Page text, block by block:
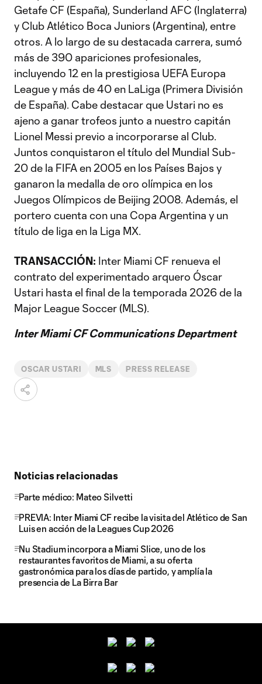
Getafe CF (España), Sunderland AFC (Inglaterra)
y Club Atlético Boca Juniors (Argentina), entre
otros. A lo largo de su destacada carrera, sumó
más de 390 apariciones profesionales,
incluyendo 12 en la prestigiosa UEFA Europa
League y más de 40 en LaLiga (Primera División
de España). Cabe destacar que Ustari no es
ajeno a ganar trofeos junto a nuestro capitán
Lionel Messi previo a incorporarse al Club.
Juntos conquistaron el título del Mundial Sub-
20 de la FIFA en 2005 en los Países Bajos y
ganaron la medalla de oro olímpica en los
Juegos Olímpicos de Beijing 2008. Además, el
portero cuenta con una Copa Argentina y un
título de liga en la Liga MX.
TRANSACCIÓN: Inter Miami CF renueva el
contrato del experimentado arquero Óscar
Ustari hasta el final de la temporada 2026 de la
Major League Soccer (MLS).
Inter Miami CF Communications Department
OSCAR USTARI MLS PRESS RELEASE
Noticias relacionadas
Parte médico: Mateo Silvetti
PREVIA: Inter Miami CF recibe la visita del Atlético de San
Luis en acción de la Leagues Cup 2026
Nu Stadium incorpora a Miami Slice, uno de los
restaurantes favoritos de Miami, a su oferta
gastronómica para los días de partido, y amplía la
presencia de La Birra Bar